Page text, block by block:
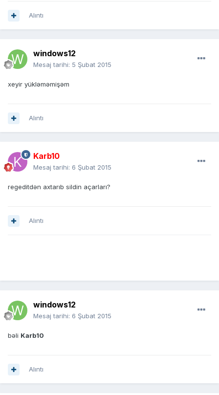
Alıntı
windows12
Mesaj tarihi: 5 Şubat 2015
xeyir yükləməmişəm
Alıntı
Karb10
Mesaj tarihi: 6 Şubat 2015
regeditdən axtarıb sildin açarları?
Alıntı
windows12
Mesaj tarihi: 6 Şubat 2015
bəli Karb10
Alıntı